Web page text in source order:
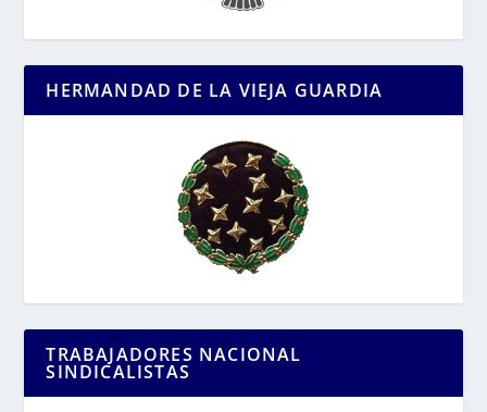
HERMANDAD DE LA VIEJA GUARDIA
TRABAJADORES NACIONAL
SINDICALISTAS